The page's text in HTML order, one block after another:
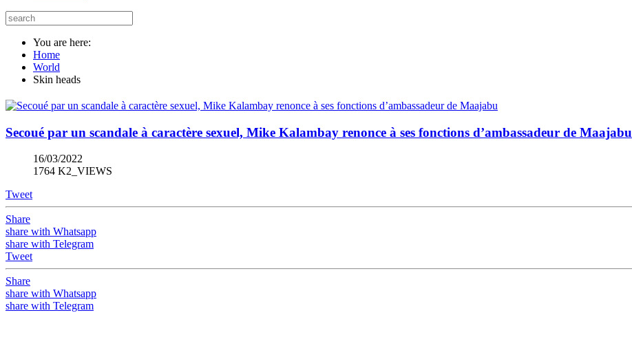
You are here:
Home
World
Skin heads
Secoué par un scandale à caractère sexuel, Mike Kalambay renonce à ses fonctions d’ambassadeur de Maajabu
16/03/2022
1764 K2_VIEWS
Tweet
Share
share with Whatsapp
share with Telegram
Tweet
Share
share with Whatsapp
share with Telegram